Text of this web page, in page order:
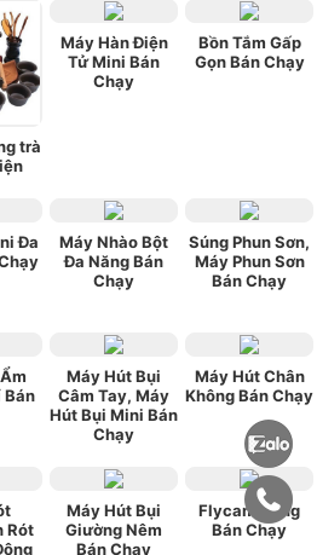
trà
Máy Hàn Điện
Tử Mini Bán
Chạy
Bồn Tắm Gấp
Gọn Bán Chạy
Đa
Máy Nhào Bột
Đa Năng Bán
Chạy
Súng Phun Sơn,
Máy Phun Sơn
Bán Chạy
Bán
Máy Hút Bụi
Câm Tay, Máy
Hút Bụi Mini Bán
Chạy
Máy Hút Chân
Không Bán Chạy
Rót
Máy Hút Bụi
Giường Nêm
Bán Chạy
Flycam Đang
Bán Chạy